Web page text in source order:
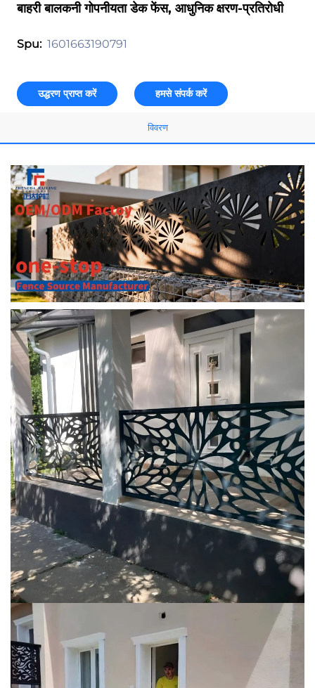
बाहरी बालकनी गोपनीयता डेक फेंस, आधुनिक क्षरण-प्रतिरोधी
Spu: 1601663190791
उद्धरण प्राप्त करें हमसे संपर्क करें
विवरण